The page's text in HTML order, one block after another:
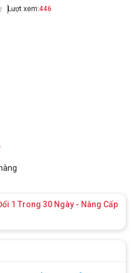
Lượt xem:446
1 Trong 30 Ngày - Nâng Cấp